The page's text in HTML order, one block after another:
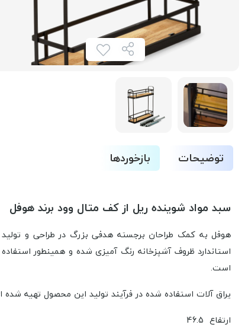
توضیحات بازخوردها
سبد مواد شوینده ریل از کف متال وود برند هوفل
هوفل به کمک طراحان برجسته هدفی بزرگ در طراحی و
استاندارد ظروف آشپزخانه رنگ آمیزی شده و همینطور
است.
یراق آلات استفاده شده در فرآیند تولید این محصول تهیه شده
ارتفاع 46.5